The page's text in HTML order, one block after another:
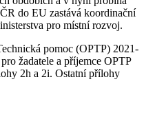
do EU zastává koordinační
pro místní rozvoj.
pomoc (OPTP) 2021-
žadatele a příjemce OPTP
2h a 2i. Ostatní přílohy